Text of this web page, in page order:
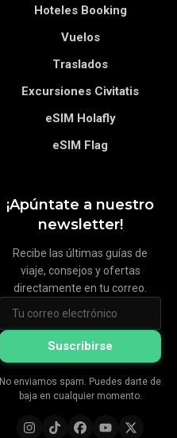
¡Apúntate a nuestro
newsletter!
Recibe las últimas guías de
viaje, consejos y ofertas
directamente en tu correo.
Suscribirse
No enviamos spam. Puedes darte de
baja en cualquier momento.
Hoteles Booking
Vuelos
Traslados
Excursiones Civitatis
eSIM Holafly
eSIM Flag